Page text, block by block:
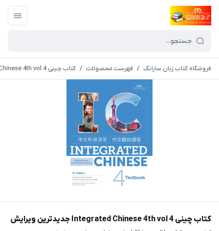
فروشگاه کتاب زبان سارانگ / فهرست محصولات / کتاب چینی Integrated Chinese 4th vol 4 جدیدترین ویرایش
کتاب چینی Integrated Chinese 4th vol 4 جدیدترین ویرایش